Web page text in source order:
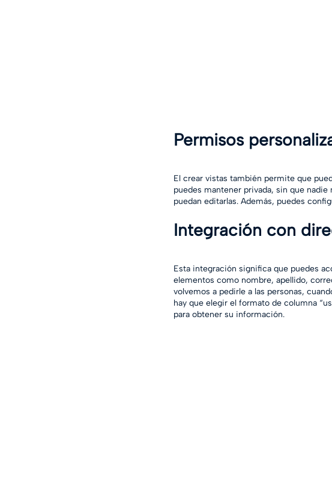
Permisos
El crear vistas también permite que
puedes mantener privada, sin que nadie
puedan editarlas. Además, puedes
Integración con
Esta integración significa que puedes
elementos como nombre, apellido,
volvemos a pedirle a las personas,
hay que elegir el formato de columna
para obtener su información.